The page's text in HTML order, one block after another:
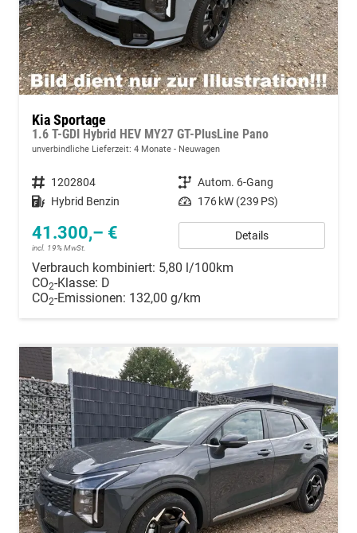
Kia Sportage
1.6 T-GDI Hybrid HEV MY27 GT-PlusLine Pano
unverbindliche Lieferzeit: 4 Monate Neuwagen
Fahrzeugnummer 1202804 Getriebe Autom. 6-Gang
Kraftstoff Hybrid Benzin Leistung 176 kW (239 PS)
41.300,– €
incl. 19% MwSt.
Details
Verbrauch kombiniert: 5,80 l/100km
CO2-Klasse: D
CO2-Emissionen: 132,00 g/km